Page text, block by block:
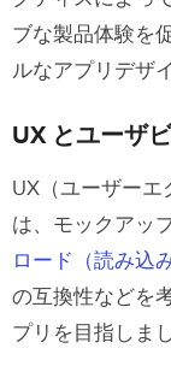
ブな製品体験を
ルなアプリデザ
UX とユーザ
UX（ユーザーエ
は、モックアッ
ロード（読み込
の互換性などを
プリを目指しま